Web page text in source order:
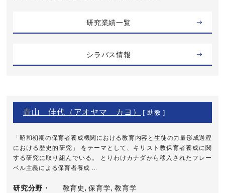
研究業績一覧
シラバス情報
青山 佳代（アオヤマ カヨ） [ 助教 ]
「昭和初期の保育者養成機関における教育内容と生徒の力量形成過程
における歴史的研究」 をテーマとして、キリスト教保育者養成に関
する研究に取り組んでいる。 とりわけカナダから移入されたフレー
ベル主義による保育者養成 ...
研究分野・
教育史, 保育学, 教育学